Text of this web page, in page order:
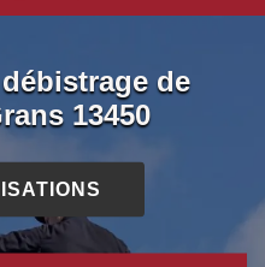
de
13450